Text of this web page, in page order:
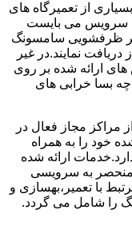
از تعمیرگاه های
سرویس می بایست
ظرفشویی سامسونگ
نمایند.در غیر
ارائه شده بر روی
چه بسا خرابی های
مراکز مجاز فعال در
خود را به همراه
ارائه شده
به سرویسی
با تعمیر،بهسازی و
را شامل می گردد.